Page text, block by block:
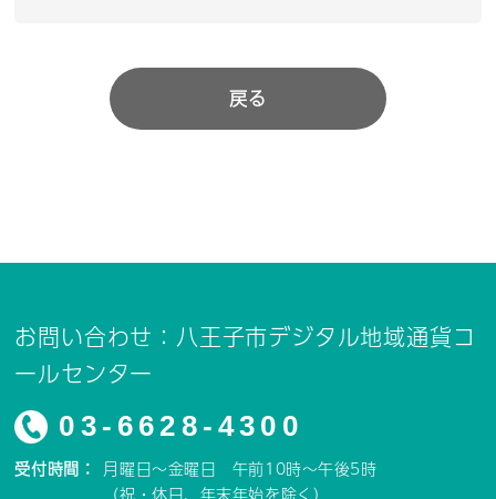
戻る
お問い合わせ：八王子市デジタル地域通貨コ
ールセンター
03-6628-4300
受付時間： 月曜日～金曜日 午前10時～午後5時
（祝・休日、年末年始を除く）